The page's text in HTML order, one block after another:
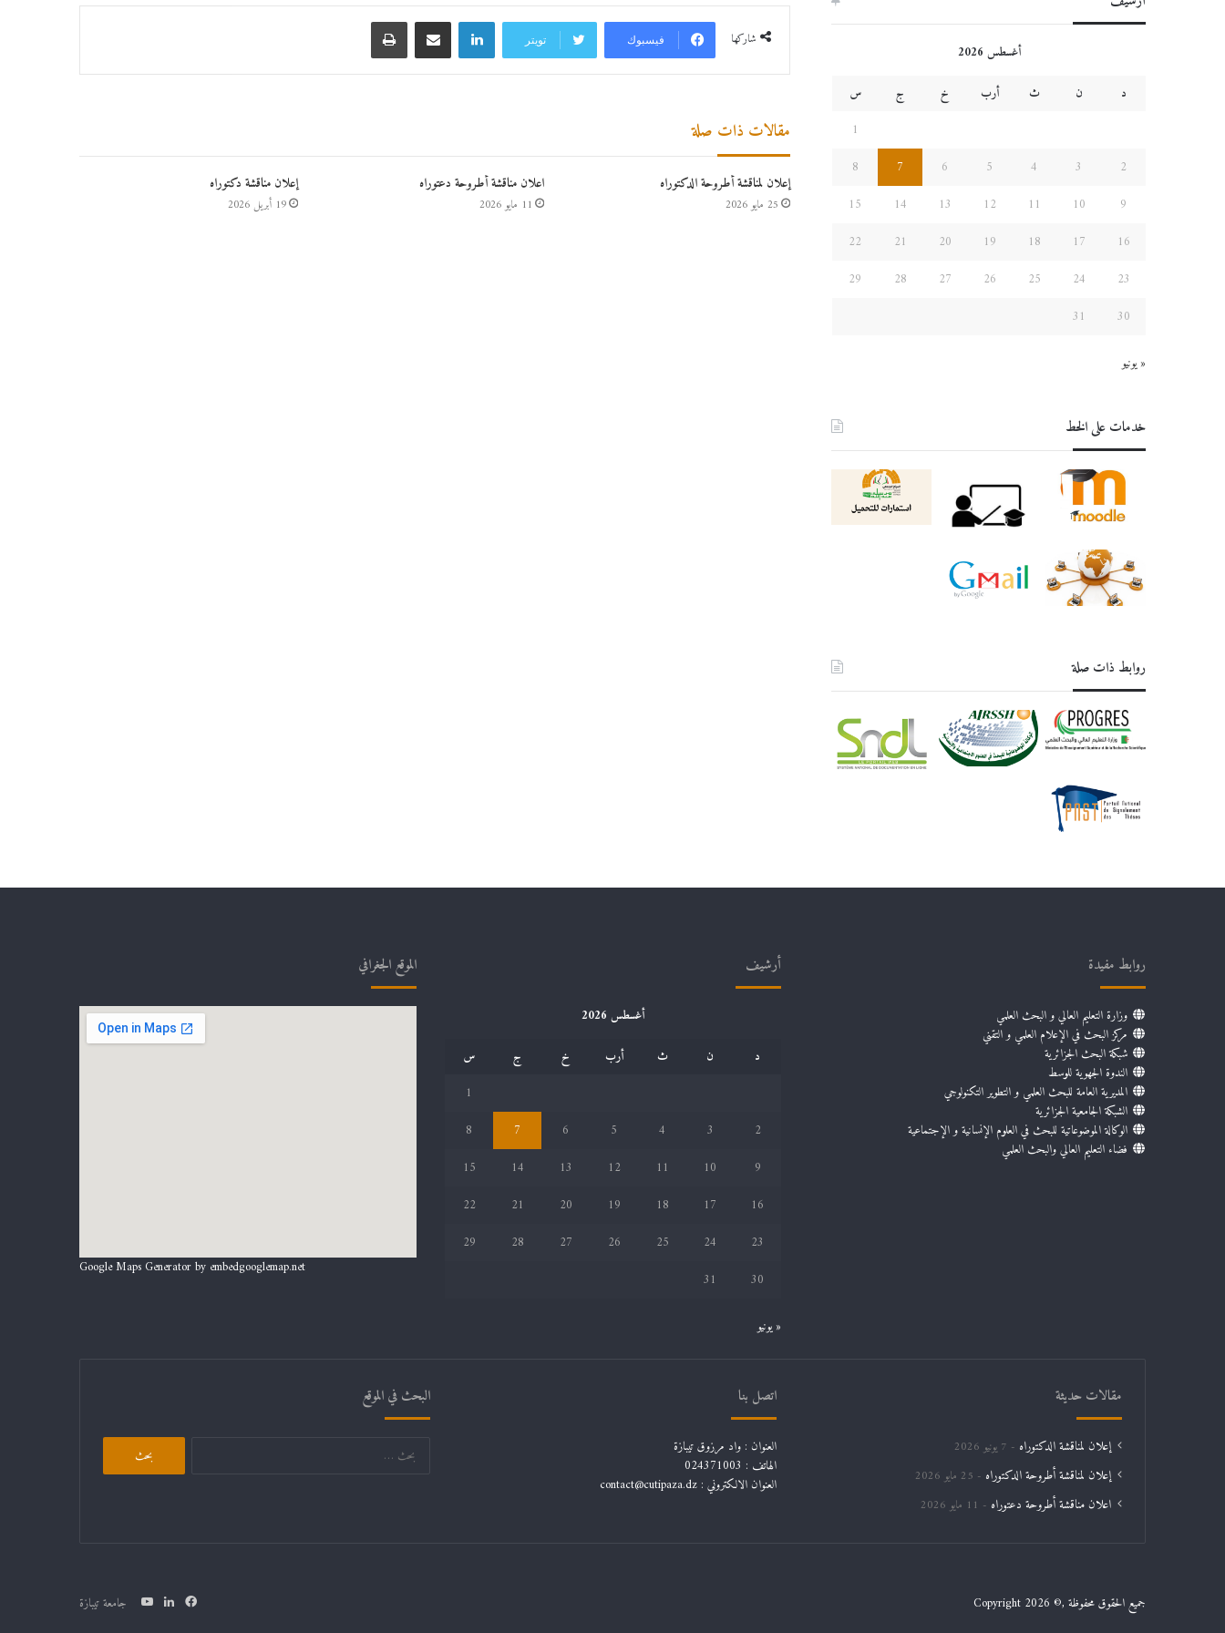
شاركها فيسبوك تويتر
لينكدإن مشاركة عبر البريد طباعة
مقالات ذات صلة
إعلان لمناقشة أطروحة الدكتوراه
25 مايو 2026
اعلان مناقشة أطروحة دعتوراه
11 مايو 2026
إعلان مناقشة دكتوراه
19 أبريل 2026
أغسطس 2026
د
ن ث أرب خ ج
س
1
2
3
4
5
6
7
8
9
10
11
12
13
14
15
16
17
18
19
20
21
22
23
24
25
26
27
28
29
30
31
« يونيو
خدمات على الخط
روابط ذات صلة
روابط مفيدة
وزارة التعليم العالي و البحث العلمي
مركز البحث في الإعلام العلمي و التقني
شبكة البحث الجزائرية
الندوة الجهوية للوسط
المديرية العامة للبحث العلمي و التطوير التكنولوجي
الشبكة الجامعية الجزائرية
الوكالة الموضوعاتية للبحث في العلوم الإنسانية و الإجتماعية
فضاء التعليم العالي والبحث العلمي
أرشيف
أغسطس 2026
د
ن ث أرب خ ج
س
1
2
3
4
5
6
7
8
9
10
11
12
13
14
15
16
17
18
19
20
21
22
23
24
25
26
27
28
29
30
31
« يونيو
الموقع الجغرافي
Google Maps Generator by embedgooglemap.net
مقالات حديثة
إعلان لمناقشة الدكتوراه 7 يونيو 2026
إعلان لمناقشة أطروحة الدكتوراه 25 مايو 2026
اعلان مناقشة أطروحة دعتوراه 11 مايو 2026
اتصل بنا
العنوان : واد مرزوق تيبازة
الهاتف : 024371003
العنوان الالكتروني : contact@cutipaza.dz
البحث في الموقع
البحث
جميع الحقوق محفوظة ,© Copyright 2026 جامعة تيبازة فيسبوكلينكدإنيوتيوب